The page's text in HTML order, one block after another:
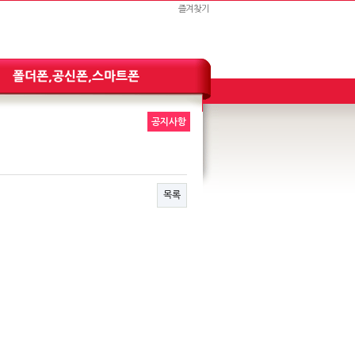
즐겨찾기
공지사항
목록